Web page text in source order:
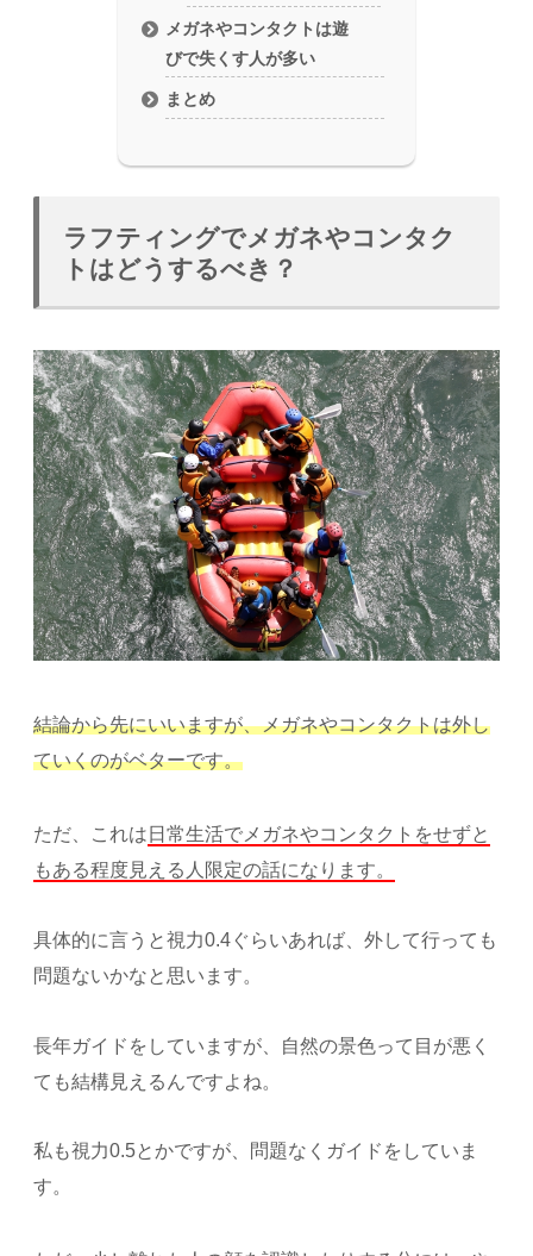
メガネやコンタクトは遊
びで失くす人が多い
まとめ
ラフティングでメガネやコンタク
トはどうするべき？
結論から先にいいますが、メガネやコンタクトは外し
ていくのがベターです。
ただ、これは 日常生活でメガネやコンタクトをせずと
もある程度見える人限定の話になります。
具体的に言うと視力0.4ぐらいあれば、外して行っても
問題ないかなと思います。
長年ガイドをしていますが、自然の景色って目が悪く
ても結構見えるんですよね。
私も視力0.5とかですが、問題なくガイドをしていま
す。